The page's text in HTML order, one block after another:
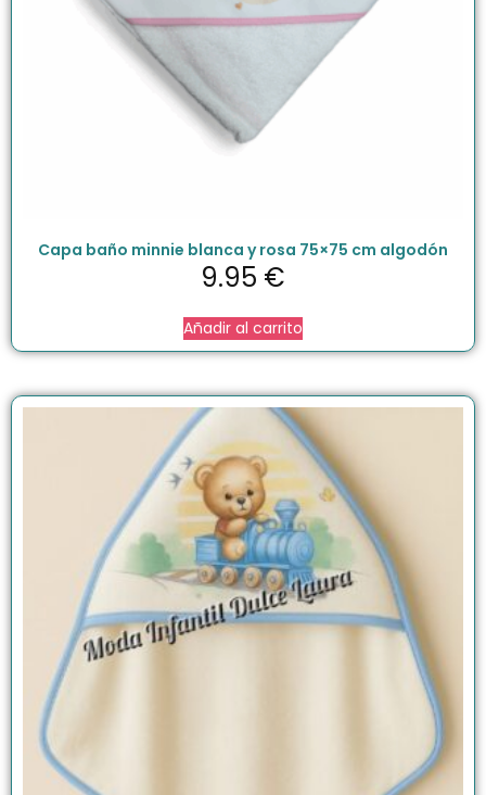
Capa baño minnie blanca y rosa 75×75 cm algodón
9.95 €
Añadir al carrito